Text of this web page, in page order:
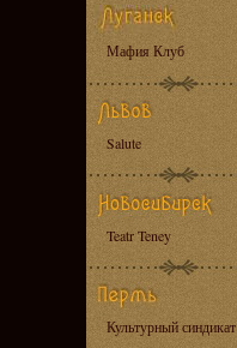
Мафия Клуб
Salute
Teatr Teney
Культурный синдикат